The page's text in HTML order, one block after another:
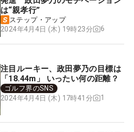
は“親孝行”
ステップ・アップ
2024年4月4日 (木) 19時23分
6
注目ルーキー、政田夢乃の目標は
「18.44m」 いったい何の距離？
ゴルフ界のSNS
2024年4月4日 (木) 17時41分
1